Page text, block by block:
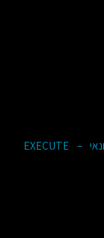
תכנות בפריוריטי WEB במקום החלונאי – EXECUTE